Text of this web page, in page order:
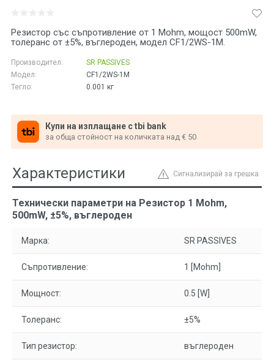
Резистор със съпротивление от 1 Mohm, мощост 500mW,
толеранс от ±5%, въглероден, модел CF1/2WS-1M.
Производител:
SR PASSIVES
Модел:
CF1/2WS-1M
Тегло:
0.001 кг
Купи на изплащане с tbi bank
за обща стойност на количката над € 50
Сигнализирай за грешка
Характеристики
Технически параметри на Резистор 1 Mohm,
500mW, ±5%, въглероден
Марка: SR PASSIVES
Съпротивление: 1 [Mohm]
Мощност: 0.5 [W]
Толеранс: ±5%
Тип резистор: въглероден